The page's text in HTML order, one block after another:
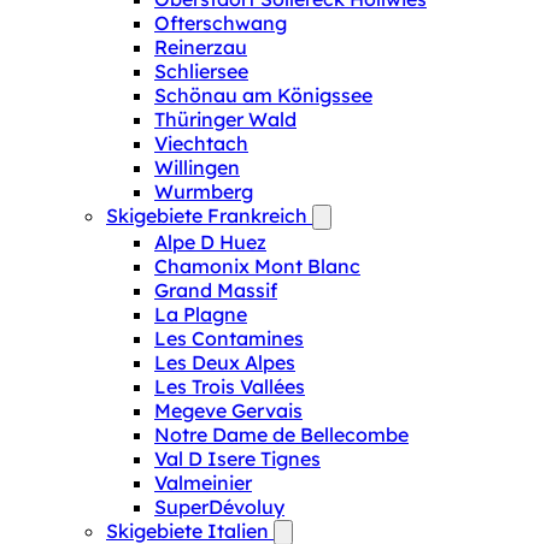
Ofterschwang
Reinerzau
Schliersee
Schönau am Königssee
Thüringer Wald
Viechtach
Willingen
Wurmberg
Skigebiete Frankreich
Alpe D Huez
Chamonix Mont Blanc
Grand Massif
La Plagne
Les Contamines
Les Deux Alpes
Les Trois Vallées
Megeve Gervais
Notre Dame de Bellecombe
Val D Isere Tignes
Valmeinier
SuperDévoluy
Skigebiete Italien